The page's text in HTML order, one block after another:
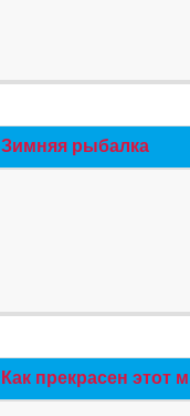
Зимняя рыбалка
Как прекрасен этот